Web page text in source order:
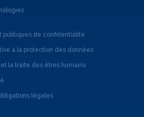
politiques de confidentialité
à la protection des données
la traite des êtres humains
légales